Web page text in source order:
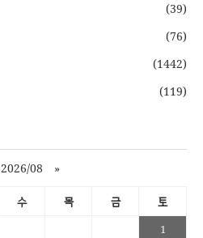
(39)
(76)
(1442)
(119)
2026/08 »
수 목 금 토
1